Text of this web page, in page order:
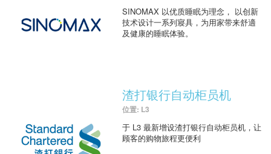
SINOMAX 以优质睡眠为理念， 以创新
技术设计一系列寢具，为用家带来舒適
及健康的睡眠体验。
渣打银行自动柜员机
位置: L3
于 L3 最新增设渣打银行自动柜员机，让
顾客的购物旅程更便利